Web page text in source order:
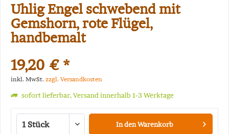
Uhlig Engel schwebend mit
Gemshorn, rote Flügel,
handbemalt
19,20 € *
inkl. MwSt. zzgl. Versandkosten
sofort lieferbar, Versand innerhalb 1-3 Werktage
In denWarenkorb